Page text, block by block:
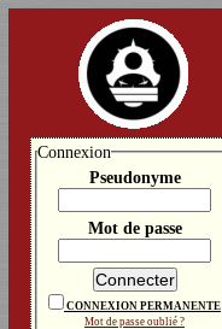
Connexion
Pseudonyme
Mot de passe
CONNEXION PERMANENTE
Mot de passe oublié ?